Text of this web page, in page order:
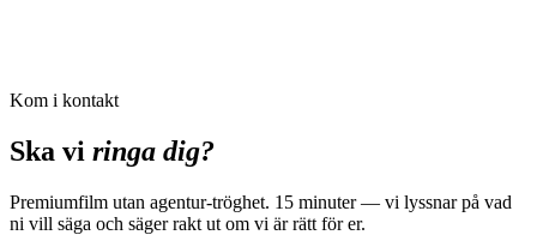
Book a strategy call
See pricing
Kom i kontakt
Ska vi ringa dig?
Premiumfilm utan agentur-tröghet. 15 minuter — vi lyssnar på vad
ni vill säga och säger rakt ut om vi är rätt för er.